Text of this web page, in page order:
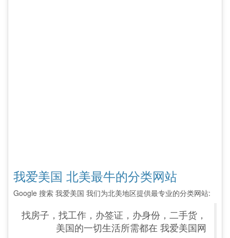
我爱美国 北美最牛的分类网站
Google 搜索 我爱美国 我们为北美地区提供最专业的分类网站:
找房子，找工作，办签证，办身份，二手货，
美国的一切生活所需都在 我爱美国网